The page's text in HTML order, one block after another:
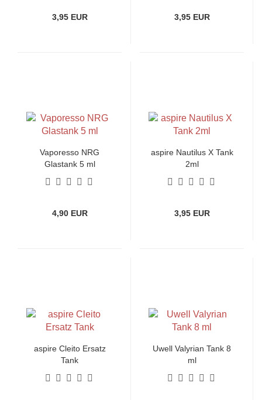
3,95 EUR 3,95 EUR
Vaporesso NRG
Glastank 5 ml
4,90 EUR
aspire Nautilus X Tank
2ml
3,95 EUR
aspire Cleito Ersatz
Tank
Uwell Valyrian Tank 8
ml